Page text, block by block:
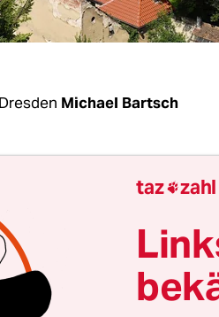
Michael Bartsch
Kontakte zwischen
Bautzen, Udo Witschas
als bisher
Tagesspiegels
abgelösten NPD-
Woche später auch
taz 